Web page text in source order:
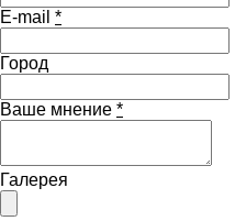
E-mail *
Город
Ваше мнение *
Галерея